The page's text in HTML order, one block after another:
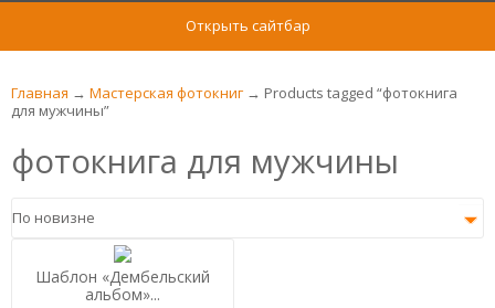
Открыть сайтбар
Главная → Мастерская фотокниг → Products tagged “фотокнига
для мужчины”
фотокнига для мужчины
Шаблон «Дембельский
альбом»...